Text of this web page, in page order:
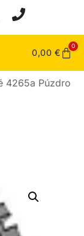
0,00 €
0
4265a Púzdro